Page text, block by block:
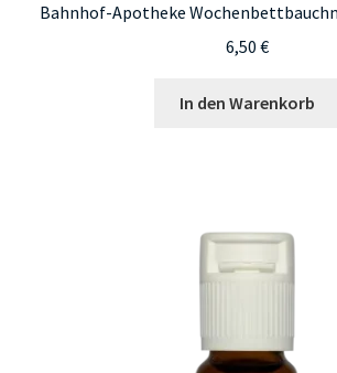
Bahnhof-Apotheke
6,50 €
In den Warenkorb